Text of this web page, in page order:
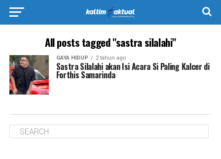
All posts tagged "sastra silalahi"
GAYA HIDUP 2 tahun ago
Sastra Silalahi akan Isi Acara Si Paling Kalcer di
Forthis Samarinda